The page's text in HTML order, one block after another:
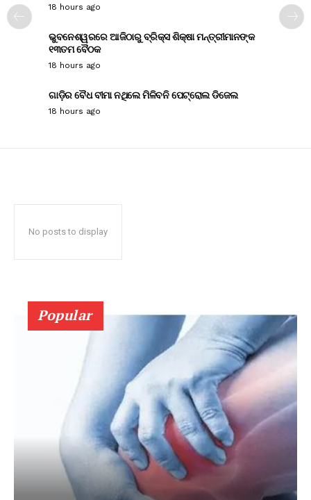
18 hours ago
ଭୁବନେଶ୍ୱରରେ ଆଜିଠାରୁ ବ୍ରିକ୍ସ ଶିକ୍ଷା ମନ୍ତ୍ରୀମାନଙ୍କ
୧୩ତମ ବୈଠକ
18 hours ago
ଗାଡ଼ିର ବୈଧ ବୀମା ନଥିଲେ ମିଳିବନି ପେଟ୍ରୋଲ ଡିଜେଲ
18 hours ago
No posts to display
Popular